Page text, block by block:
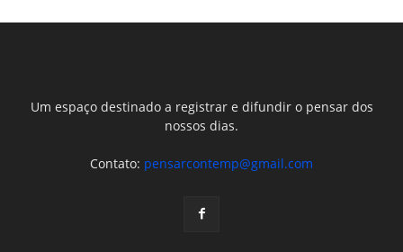
Um espaço destinado a registrar e difundir o pensar dos
nossos dias.
Contato: pensarcontemp@gmail.com